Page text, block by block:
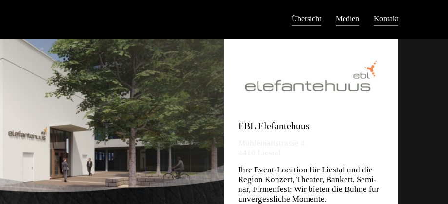
Übersicht Medien Kontakt
EBL Elefantehuus
Ihre Event-Lo­ca­ti­on für Lies­tal und die
Re­gi­on Kon­zert, Thea­ter, Ban­kett, Se­mi­
nar, Fir­men­fest: Wir bie­ten die Büh­ne für
un­ver­gess­li­che Mo­men­te.